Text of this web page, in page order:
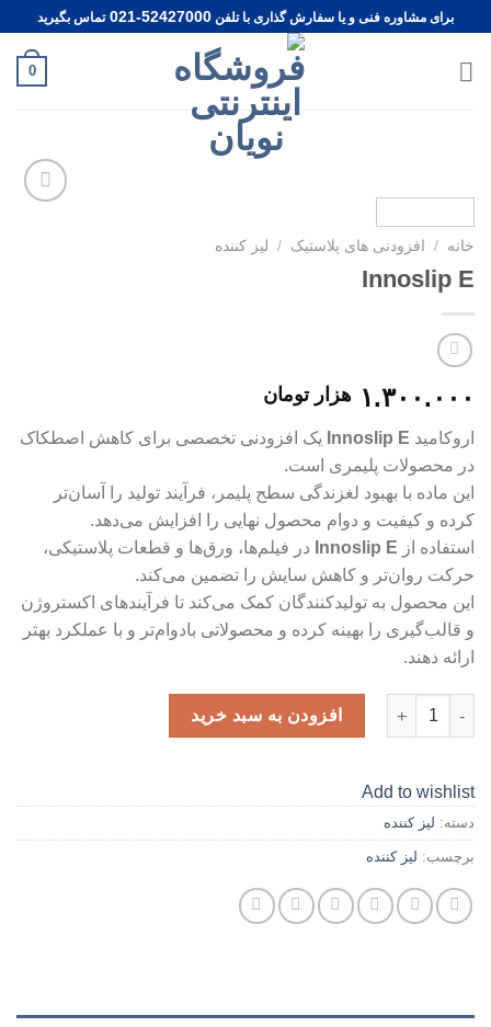
content
برای مشاوره فنی و یا سفارش گذاری با تلفن 021-52427000 تماس بگیرید
0
خانه / افزودنی های پلاستیک / لیز کننده
Innoslip E
۱.۳۰۰.۰۰۰ هزار تومان
اروکامید Innoslip E یک افزودنی تخصصی برای کاهش اصطکاک
در محصولات پلیمری است.
این ماده با بهبود لغزندگی سطح پلیمر، فرآیند تولید را آسان‌تر
کرده و کیفیت و دوام محصول نهایی را افزایش می‌دهد.
استفاده از Innoslip E در فیلم‌ها، ورق‌ها و قطعات پلاستیکی،
حرکت روان‌تر و کاهش سایش را تضمین می‌کند.
این محصول به تولیدکنندگان کمک می‌کند تا فرآیندهای اکستروژن
و قالب‌گیری را بهینه کرده و محصولاتی بادوام‌تر و با عملکرد بهتر
ارائه دهند.
Innoslip E عدد
افزودن به سبد خرید
Add to wishlist
دسته: لیز کننده
برچسب: لیز کننده